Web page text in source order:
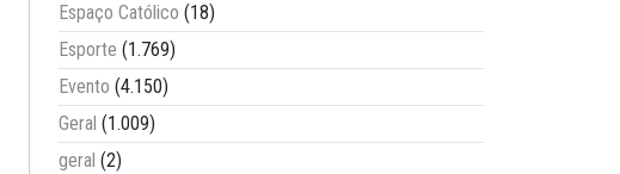
Espaço Católico (18)
Esporte (1.769)
Evento (4.150)
Geral (1.009)
geral (2)